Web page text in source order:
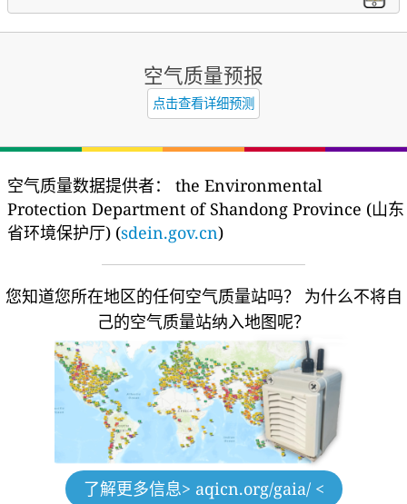
空气质量预报
点击查看详细预测
空气质量数据提供者：
the Environmental
Protection Department of Shandong Province (山东
省环境保护厅) (sdein.gov.cn)
您知道您所在地区的任何空气质量站吗？
为什么不将自
己的空气质量站纳入地图呢？
了解更多信息> aqicn.org/gaia/ <